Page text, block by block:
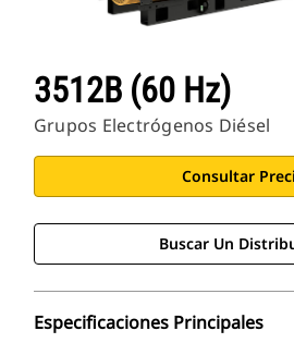
3512B (60 Hz)
Grupos Electrógenos Diésel
Consultar
Buscar Un
Especificaciones Principales